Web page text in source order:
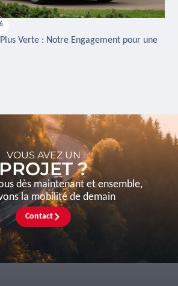
Verte : Notre Engagement pour une
VOUS AVEZ UN
PROJET ?
dès maintenant et ensemble,
la mobilité de demain
Contact